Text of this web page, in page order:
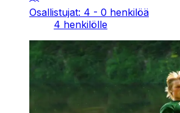
Osallistujat: 4 - 0 henkilöä
4 henkilölle